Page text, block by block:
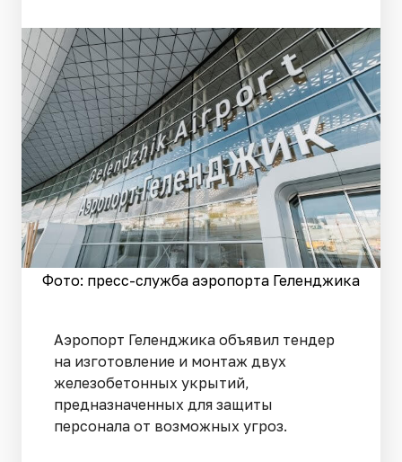
Фото: пресс-служба аэропорта Геленджика
Аэропорт Геленджика объявил тендер
на изготовление и монтаж двух
железобетонных укрытий,
предназначенных для защиты
персонала от возможных угроз.